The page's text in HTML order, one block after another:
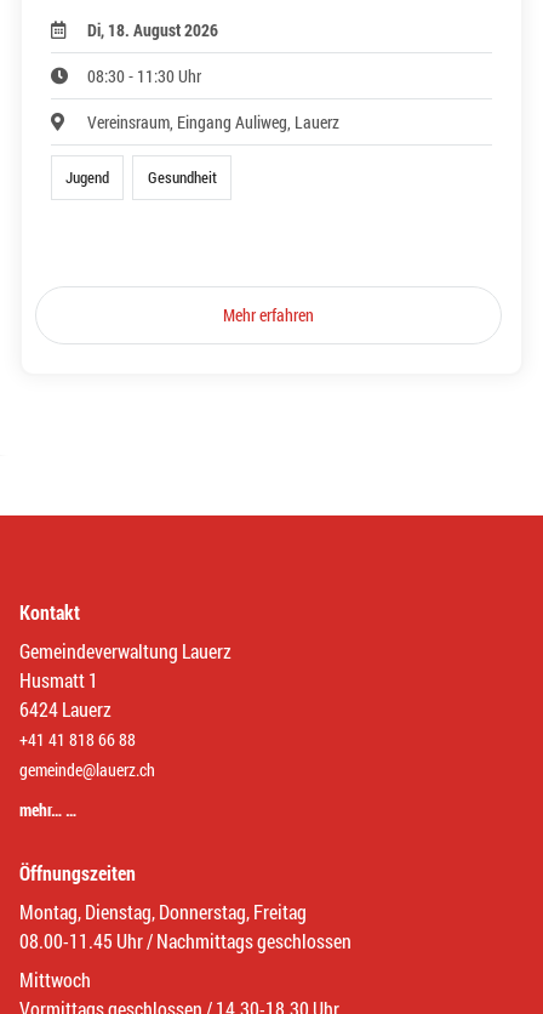
Di, 18. August 2026
08:30 - 11:30 Uhr
Vereinsraum, Eingang Auliweg, Lauerz
Jugend Gesundheit
Mehr erfahren
Kontakt
Gemeindeverwaltung Lauerz
Husmatt 1
6424 Lauerz
+41 41 818 66 88
gemeinde@lauerz.ch
mehr… …
Öffnungszeiten
Montag, Dienstag, Donnerstag, Freitag
08.00-11.45 Uhr / Nachmittags geschlossen
Mittwoch
Vormittags geschlossen / 14.30-18.30 Uhr